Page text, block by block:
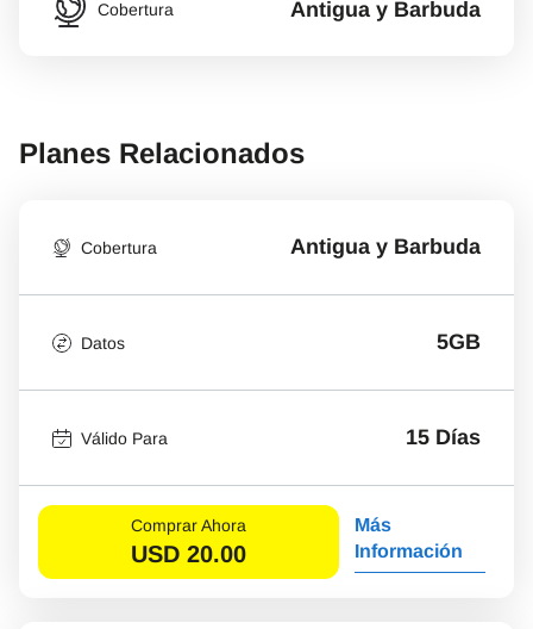
Cobertura Antigua y Barbuda
Planes Relacionados
Cobertura Antigua y Barbuda
Datos 5GB
Válido Para 15 Días
Comprar Ahora
USD 20.00
Más
Información